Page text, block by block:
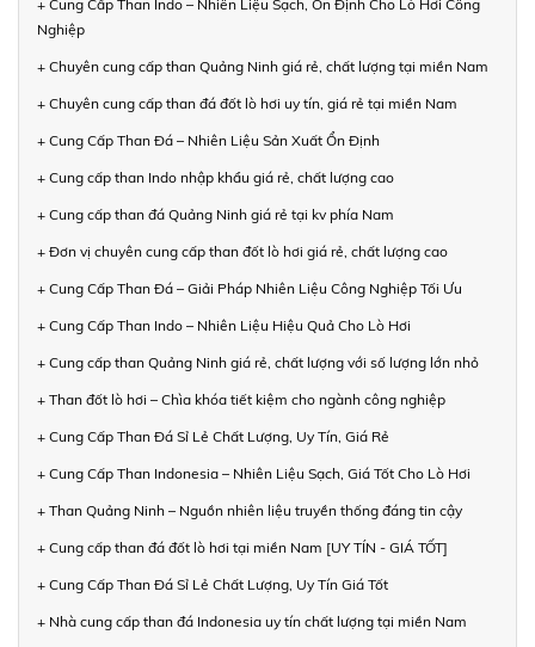
+ Cung Cấp Than Indo – Nhiên Liệu Sạch, Ổn Định Cho Lò Hơi Công
Nghiệp
+ Chuyên cung cấp than Quảng Ninh giá rẻ, chất lượng tại miền Nam
+ Chuyên cung cấp than đá đốt lò hơi uy tín, giá rẻ tại miền Nam
+ Cung Cấp Than Đá – Nhiên Liệu Sản Xuất Ổn Định
+ Cung cấp than Indo nhập khẩu giá rẻ, chất lượng cao
+ Cung cấp than đá Quảng Ninh giá rẻ tại kv phía Nam
+ Đơn vị chuyên cung cấp than đốt lò hơi giá rẻ, chất lượng cao
+ Cung Cấp Than Đá – Giải Pháp Nhiên Liệu Công Nghiệp Tối Ưu
+ Cung Cấp Than Indo – Nhiên Liệu Hiệu Quả Cho Lò Hơi
+ Cung cấp than Quảng Ninh giá rẻ, chất lượng với số lượng lớn nhỏ
+ Than đốt lò hơi – Chìa khóa tiết kiệm cho ngành công nghiệp
+ Cung Cấp Than Đá Sỉ Lẻ Chất Lượng, Uy Tín, Giá Rẻ
+ Cung Cấp Than Indonesia – Nhiên Liệu Sạch, Giá Tốt Cho Lò Hơi
+ Than Quảng Ninh – Nguồn nhiên liệu truyền thống đáng tin cậy
+ Cung cấp than đá đốt lò hơi tại miền Nam [UY TÍN - GIÁ TỐT]
+ Cung Cấp Than Đá Sỉ Lẻ Chất Lượng, Uy Tín Giá Tốt
+ Nhà cung cấp than đá Indonesia uy tín chất lượng tại miền Nam